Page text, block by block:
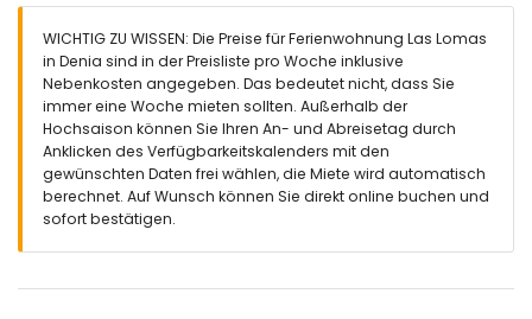
Terrasse
Außendusche
Essbereich im Freien
gemeinschaftlicher Garagenplatz
Weitere Informationen
nächste Stadt: El Vergel (innerhalb von 3 Kilometern vom
Appartement)
nächster Fluss oder Ufer innerhalb von 500 Metern vom
Appartement
nächster Hafen: Denia (innerhalb von 10 Kilometern vom
WICHTIG ZU WISSEN: Die Preise für Ferienwohnung Las Lomas
in Denia sind in der Preisliste pro Woche inklusive
Nebenkosten angegeben. Das bedeutet nicht, dass Sie
immer eine Woche mieten sollten. Außerhalb der
Hochsaison können Sie Ihren An- und Abreisetag durch
Anklicken des Verfügbarkeitskalenders mit den
gewünschten Daten frei wählen, die Miete wird automatisch
berechnet. Auf Wunsch können Sie direkt online buchen und
sofort bestätigen.